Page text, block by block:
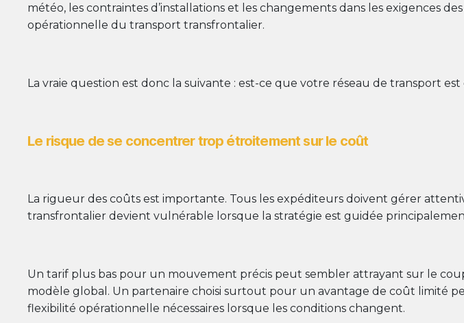
météo, les contraintes d’installations et les changements dans les exigences
opérationnelle du transport transfrontalier.
La vraie question est donc la suivante : est-ce que votre réseau de transport est
Le risque de se concentrer trop étroitement sur le coût
La rigueur des coûts est importante. Tous les expéditeurs doivent gérer
transfrontalier devient vulnérable lorsque la stratégie est guidée
Un tarif plus bas pour un mouvement précis peut sembler attrayant sur le
modèle global. Un partenaire choisi surtout pour un avantage de coût limité
flexibilité opérationnelle nécessaires lorsque les conditions changent.